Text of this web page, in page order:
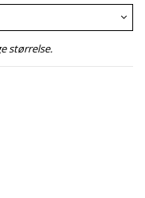
størrelse.